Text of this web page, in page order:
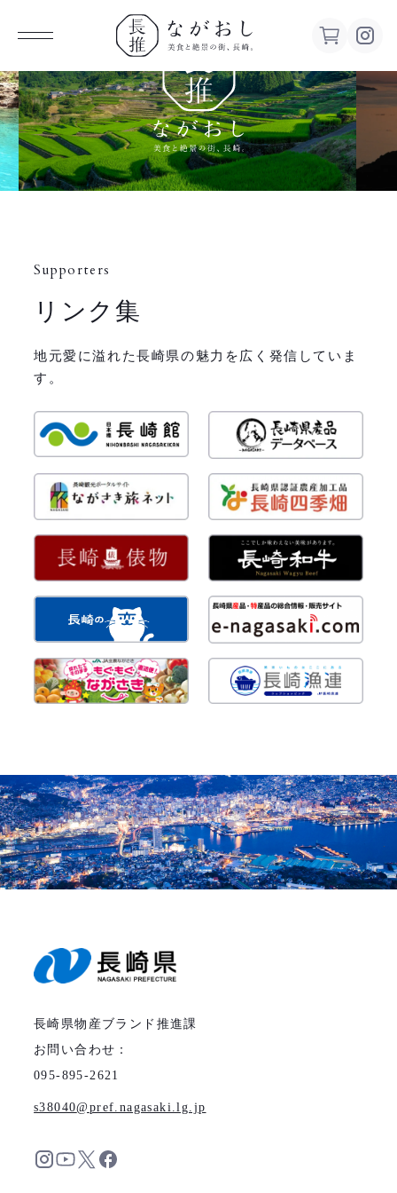
ながお
し 美食
と絶景の
Supporters
リンク集
地元愛に溢れた長崎県の魅力を広く発信していま
す。
長崎県物産ブランド推進課
お問い合わせ：
095-895-2621
s38040 pref.nagasaki.lg.jp